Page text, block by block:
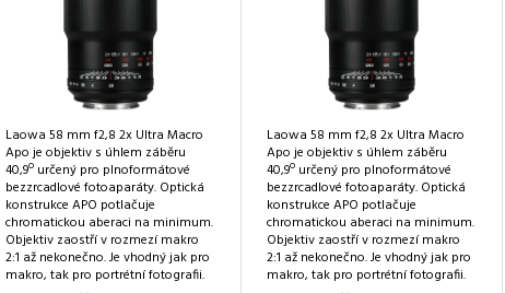
Laowa 58 mm f2,8 2x Ultra Macro
Apo je objektiv s úhlem záběru
40,9o určený pro plnoformátové
bezzrcadlové fotoaparáty. Optická
konstrukce APO potlačuje
chromatickou aberaci na minimum.
Objektiv zaostří v rozmezí makro
2:1 až nekonečno. Je vhodný jak pro
makro, tak pro portrétní fotografii.
Laowa 58 mm f2,8 2x Ultra Macro
Apo je objektiv s úhlem záběru
40,9o určený pro plnoformátové
bezzrcadlové fotoaparáty. Optická
konstrukce APO potlačuje
chromatickou aberaci na minimum.
Objektiv zaostří v rozmezí makro
2:1 až nekonečno. Je vhodný jak pro
makro, tak pro portrétní fotografii.